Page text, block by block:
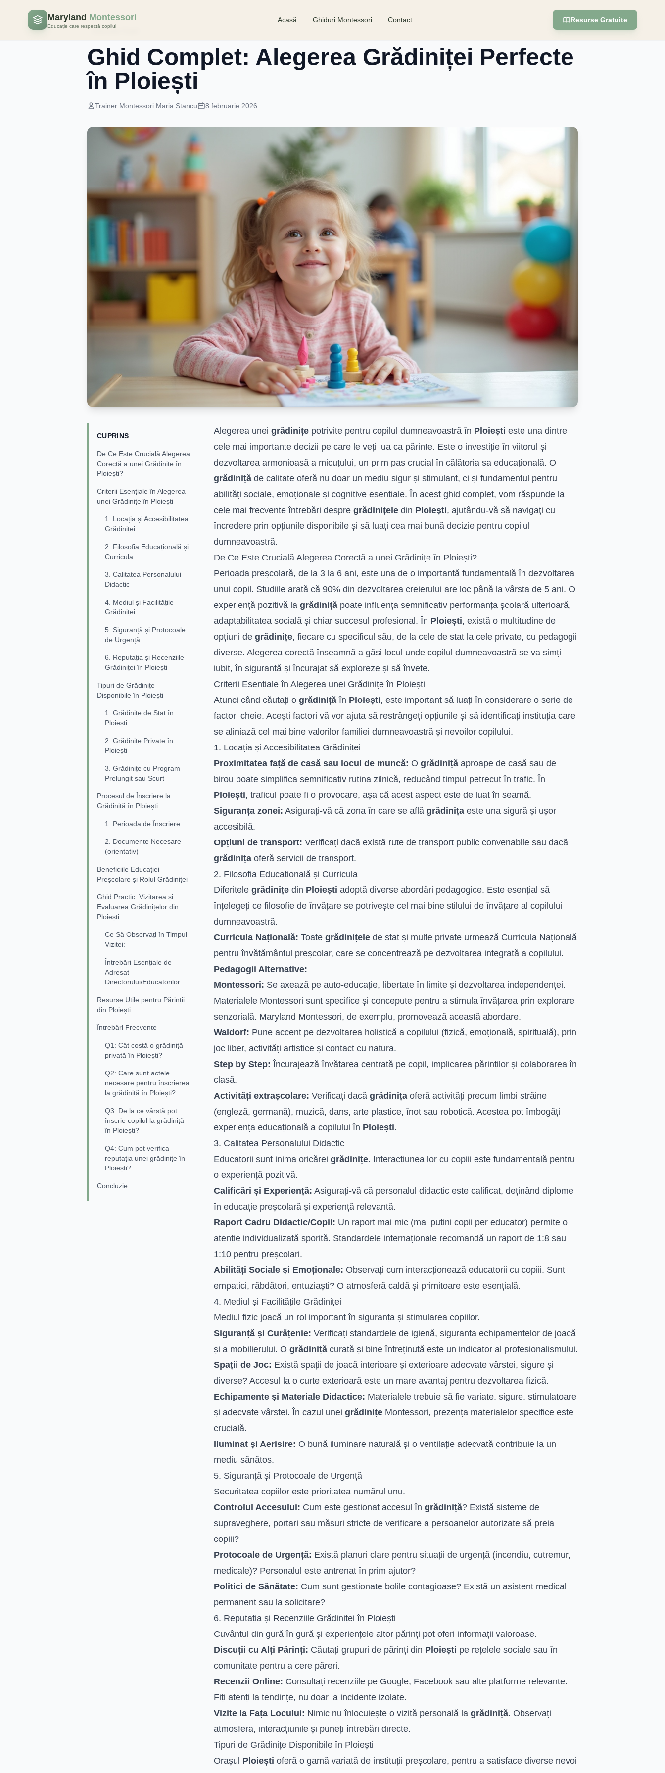
Maryland Montessori
Educație care respectă copilul
Acasă Ghiduri Montessori Contact
Resurse Gratuite
Educatie Copii
Ghid Complet: Alegerea Grădiniței Perfecte
în Ploiești
Trainer Montessori Maria Stancu 8 februarie 2026
CUPRINS
De Ce Este Crucială Alegerea
Corectă a unei Grădinițe în
Ploiești?
Criterii Esențiale în Alegerea
unei Grădinițe în Ploiești
1. Locația și Accesibilitatea
Grădiniței
2. Filosofia Educațională și
Curricula
3. Calitatea Personalului
Didactic
4. Mediul și Facilitățile
Grădiniței
5. Siguranță și Protocoale
de Urgență
6. Reputația și Recenziile
Grădiniței în Ploiești
Tipuri de Grădinițe
Disponibile în Ploiești
1. Grădinițe de Stat în
Ploiești
2. Grădinițe Private în
Ploiești
3. Grădinițe cu Program
Prelungit sau Scurt
Procesul de Înscriere la
Grădiniță în Ploiești
1. Perioada de Înscriere
2. Documente Necesare
(orientativ)
Beneficiile Educației
Preșcolare și Rolul Grădiniței
Ghid Practic: Vizitarea și
Evaluarea Grădinițelor din
Ploiești
Ce Să Observați în Timpul
Vizitei:
Întrebări Esențiale de
Adresat
Directorului/Educatorilor:
Resurse Utile pentru Părinții
din Ploiești
Întrebări Frecvente
Q1: Cât costă o grădiniță
privată în Ploiești?
Q2: Care sunt actele
necesare pentru înscrierea
la grădiniță în Ploiești?
Q3: De la ce vârstă pot
înscrie copilul la grădiniță
în Ploiești?
Q4: Cum pot verifica
reputația unei grădinițe în
Ploiești?
Concluzie
Alegerea unei grădinițe potrivite pentru copilul dumneavoastră în Ploiești este una dintre
cele mai importante decizii pe care le veți lua ca părinte. Este o investiție în viitorul și
dezvoltarea armonioasă a micuțului, un prim pas crucial în călătoria sa educațională. O
grădiniță de calitate oferă nu doar un mediu sigur și stimulant, ci și fundamentul pentru
abilități sociale, emoționale și cognitive esențiale. În acest ghid complet, vom răspunde la
cele mai frecvente întrebări despre grădinițele din Ploiești, ajutându-vă să navigați cu
încredere prin opțiunile disponibile și să luați cea mai bună decizie pentru copilul
dumneavoastră.
De Ce Este Crucială Alegerea Corectă a unei Grădinițe în Ploiești?
Perioada preșcolară, de la 3 la 6 ani, este una de o importanță fundamentală în dezvoltarea
unui copil. Studiile arată că 90% din dezvoltarea creierului are loc până la vârsta de 5 ani. O
experiență pozitivă la grădiniță poate influența semnificativ performanța școlară ulterioară,
adaptabilitatea socială și chiar succesul profesional. În Ploiești, există o multitudine de
opțiuni de grădinițe, fiecare cu specificul său, de la cele de stat la cele private, cu pedagogii
diverse. Alegerea corectă înseamnă a găsi locul unde copilul dumneavoastră se va simți
iubit, în siguranță și încurajat să exploreze și să învețe.
Criterii Esențiale în Alegerea unei Grădinițe în Ploiești
Atunci când căutați o grădiniță în Ploiești, este important să luați în considerare o serie de
factori cheie. Acești factori vă vor ajuta să restrângeți opțiunile și să identificați instituția care
se aliniază cel mai bine valorilor familiei dumneavoastră și nevoilor copilului.
1. Locația și Accesibilitatea Grădiniței
Proximitatea față de casă sau locul de muncă: O grădiniță aproape de casă sau de
birou poate simplifica semnificativ rutina zilnică, reducând timpul petrecut în trafic. În
Ploiești, traficul poate fi o provocare, așa că acest aspect este de luat în seamă.
Siguranța zonei: Asigurați-vă că zona în care se află grădinița este una sigură și ușor
accesibilă.
Opțiuni de transport: Verificați dacă există rute de transport public convenabile sau dacă
grădinița oferă servicii de transport.
2. Filosofia Educațională și Curricula
Diferitele grădinițe din Ploiești adoptă diverse abordări pedagogice. Este esențial să
înțelegeți ce filosofie de învățare se potrivește cel mai bine stilului de învățare al copilului
dumneavoastră.
Curricula Națională: Toate grădinițele de stat și multe private urmează Curricula Națională
pentru învățământul preșcolar, care se concentrează pe dezvoltarea integrată a copilului.
Pedagogii Alternative:
Montessori: Se axează pe auto-educație, libertate în limite și dezvoltarea independenței.
Materialele Montessori sunt specifice și concepute pentru a stimula învățarea prin explorare
senzorială. Maryland Montessori, de exemplu, promovează această abordare.
Waldorf: Pune accent pe dezvoltarea holistică a copilului (fizică, emoțională, spirituală), prin
joc liber, activități artistice și contact cu natura.
Step by Step: Încurajează învățarea centrată pe copil, implicarea părinților și colaborarea în
clasă.
Activități extrașcolare: Verificați dacă grădinița oferă activități precum limbi străine
(engleză, germană), muzică, dans, arte plastice, înot sau robotică. Acestea pot îmbogăți
experiența educațională a copilului în Ploiești.
3. Calitatea Personalului Didactic
Educatorii sunt inima oricărei grădinițe. Interacțiunea lor cu copiii este fundamentală pentru
o experiență pozitivă.
Calificări și Experiență: Asigurați-vă că personalul didactic este calificat, deținând diplome
în educație preșcolară și experiență relevantă.
Raport Cadru Didactic/Copii: Un raport mai mic (mai puțini copii per educator) permite o
atenție individualizată sporită. Standardele internaționale recomandă un raport de 1:8 sau
1:10 pentru preșcolari.
Abilități Sociale și Emoționale: Observați cum interacționează educatorii cu copiii. Sunt
empatici, răbdători, entuziaști? O atmosferă caldă și primitoare este esențială.
4. Mediul și Facilitățile Grădiniței
Mediul fizic joacă un rol important în siguranța și stimularea copiilor.
Siguranță și Curățenie: Verificați standardele de igienă, siguranța echipamentelor de joacă
și a mobilierului. O grădiniță curată și bine întreținută este un indicator al profesionalismului.
Spații de Joc: Există spații de joacă interioare și exterioare adecvate vârstei, sigure și
diverse? Accesul la o curte exterioară este un mare avantaj pentru dezvoltarea fizică.
Echipamente și Materiale Didactice: Materialele trebuie să fie variate, sigure, stimulatoare
și adecvate vârstei. În cazul unei grădinițe Montessori, prezența materialelor specifice este
crucială.
Iluminat și Aerisire: O bună iluminare naturală și o ventilație adecvată contribuie la un
mediu sănătos.
5. Siguranță și Protocoale de Urgență
Securitatea copiilor este prioritatea numărul unu.
Controlul Accesului: Cum este gestionat accesul în grădiniță? Există sisteme de
supraveghere, portari sau măsuri stricte de verificare a persoanelor autorizate să preia
copiii?
Protocoale de Urgență: Există planuri clare pentru situații de urgență (incendiu, cutremur,
medicale)? Personalul este antrenat în prim ajutor?
Politici de Sănătate: Cum sunt gestionate bolile contagioase? Există un asistent medical
permanent sau la solicitare?
6. Reputația și Recenziile Grădiniței în Ploiești
Cuvântul din gură în gură și experiențele altor părinți pot oferi informații valoroase.
Discuții cu Alți Părinți: Căutați grupuri de părinți din Ploiești pe rețelele sociale sau în
comunitate pentru a cere păreri.
Recenzii Online: Consultați recenziile pe Google, Facebook sau alte platforme relevante.
Fiți atenți la tendințe, nu doar la incidente izolate.
Vizite la Fața Locului: Nimic nu înlocuiește o vizită personală la grădiniță. Observați
atmosfera, interacțiunile și puneți întrebări directe.
Tipuri de Grădinițe Disponibile în Ploiești
Orașul Ploiești oferă o gamă variată de instituții preșcolare, pentru a satisface diverse nevoi